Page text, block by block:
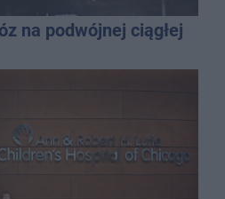
na podwójnej ciągłej